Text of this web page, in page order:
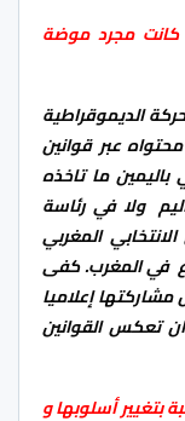
كانت مجرد موضة
الديموقراطية
عبر قوانين
باليمين ما تاخذه
ولا في رئاسة
المغربي
في المغرب. كفى
مشاركتها إعلاميا
تعكس القوانين
بتغيير أسلوبها و